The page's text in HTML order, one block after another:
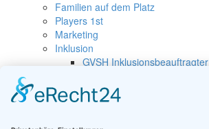
Familien auf dem Platz
Players 1st
Marketing
Inklusion
GVSH Inklusionsbeauftragter
Golfurlaub
Merkblätter des DGV